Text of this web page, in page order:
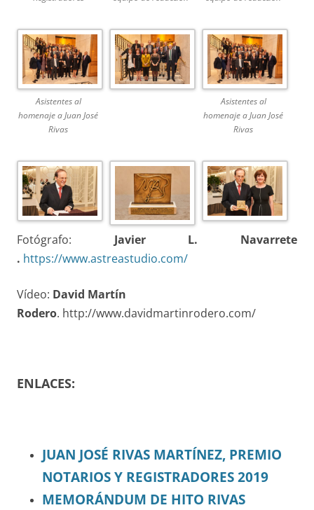
Asistentes al
homenaje a Juan José
Rivas
Asistentes al
homenaje a Juan José
Rivas
Fotógrafo: Javier L. Navarrete
. https://www.astreastudio.com/
Vídeo: David Martín
Rodero. http://www.davidmartinrodero.com/
ENLACES:
JUAN JOSÉ RIVAS MARTÍNEZ, PREMIO
NOTARIOS Y REGISTRADORES 2019
MEMORÁNDUM DE HITO RIVAS